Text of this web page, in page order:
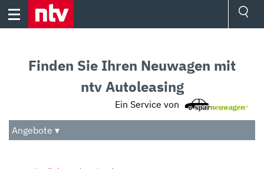
Skip
Audio
Das Beste
Finden Sie Ihren Neuwagen mit
ntv Autoleasing
Ein Service von
Angebote ▾